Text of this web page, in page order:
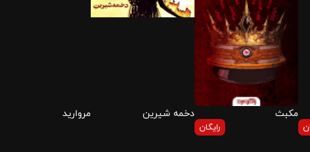
مکبث دخمه شیرین مروارید
رایگان